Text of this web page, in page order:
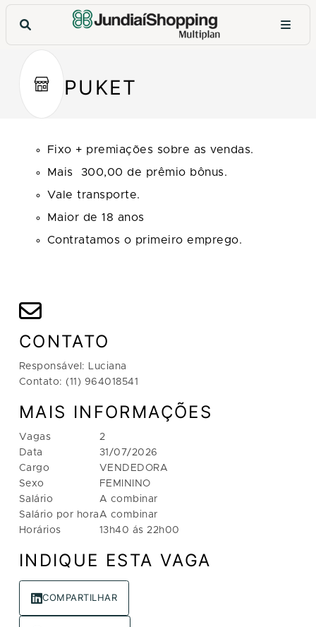
PUKET
CONTATO
Responsável: Luciana
Contato: (11) 964018541
MAIS INFORMAÇÕES
Vagas
Data
Cargo
Sexo
Salário
Salário por hora
Horários
2
31/07/2026
VENDEDORA
FEMININO
A combinar
A combinar
13h40 ás 22h00
INDIQUE ESTA VAGA
COMPARTILHAR
Fixo + premiações sobre as vendas.
Mais 300,00 de prêmio bônus.
Vale transporte.
Maior de 18 anos
Contratamos o primeiro emprego.